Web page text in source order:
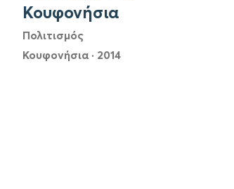
Κουφονήσια
Πολιτισμός
Κουφονήσια · 2014